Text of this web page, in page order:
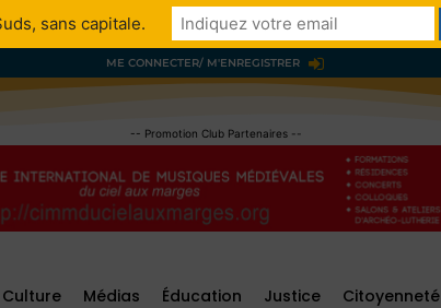
ME CONNECTER/ M'ENREGISTRER
-- Promotion Club Partenaires --
Culture Médias Éducation Justice Citoyenneté
sans capitale.